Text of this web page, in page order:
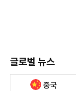
글로벌 뉴스
중국